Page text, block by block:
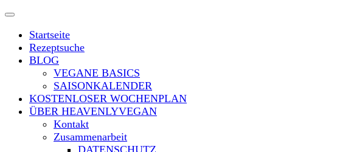
Skip
content
(Press
Enter)
Startseite
Rezeptsuche
BLOG
VEGANE BASICS
SAISONKALENDER
KOSTENLOSER WOCHENPLAN
ÜBER HEAVENLYVEGAN
Kontakt
Zusammenarbeit
DATENSCHUTZ